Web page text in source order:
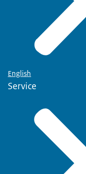
English
Service